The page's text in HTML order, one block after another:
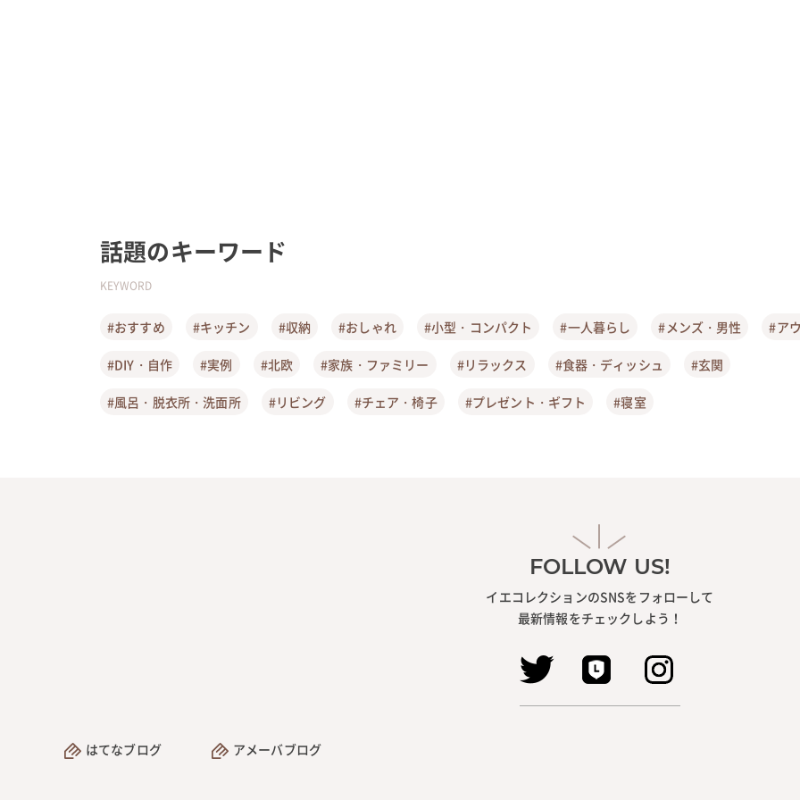
話題のキーワード
KEYWORD
#おすすめ #キッチン #収納 #おしゃれ #小型・コンパクト #一人暮らし #メンズ・男性 #ア
#DIY・自作 #実例 #北欧 #家族・ファミリー #リラックス #食器・ディッシュ #玄関
#風呂・脱衣所・洗面所 #リビング #チェア・椅子 #プレゼント・ギフト #寝室
FOLLOW US!
イエコレクションのSNSをフォローして
最新情報をチェックしよう！
はてなブログ アメーバブログ